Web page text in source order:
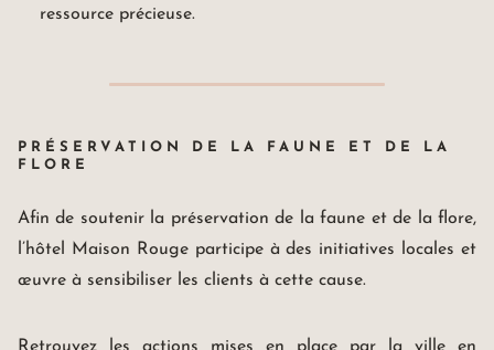
ressource précieuse.
PRÉSERVATION DE LA FAUNE ET DE LA
FLORE
Afin de soutenir la préservation de la faune et de la flore,
l’hôtel Maison Rouge participe à des initiatives locales et
œuvre à sensibiliser les clients à cette cause.